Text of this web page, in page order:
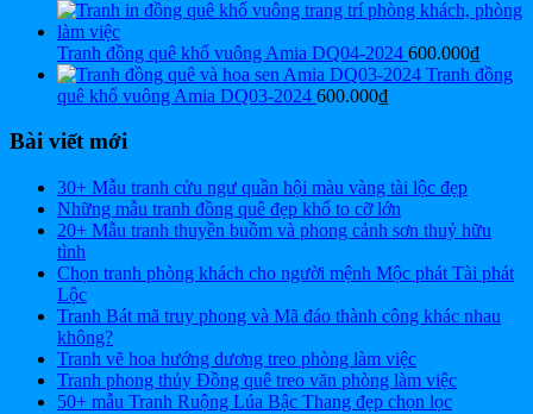
Tranh đồng quê khổ vuông Amia DQ04-2024 600.000₫
Tranh đồng
quê khổ vuông Amia DQ03-2024 600.000₫
Bài viết mới
30+ Mẫu tranh cửu ngư quần hội màu vàng tài lộc đẹp
Những mẫu tranh đồng quê đẹp khổ to cỡ lớn
20+ Mẫu tranh thuyền buồm và phong cảnh sơn thuỷ hữu
tình
Chọn tranh phòng khách cho người mệnh Mộc phát Tài phát
Lộc
Tranh Bát mã truy phong và Mã đáo thành công khác nhau
không?
Tranh vẽ hoa hướng dương treo phòng làm việc
Tranh phong thủy Đồng quê treo văn phòng làm việc
50+ mẫu Tranh Ruộng Lúa Bậc Thang đẹp chọn lọc